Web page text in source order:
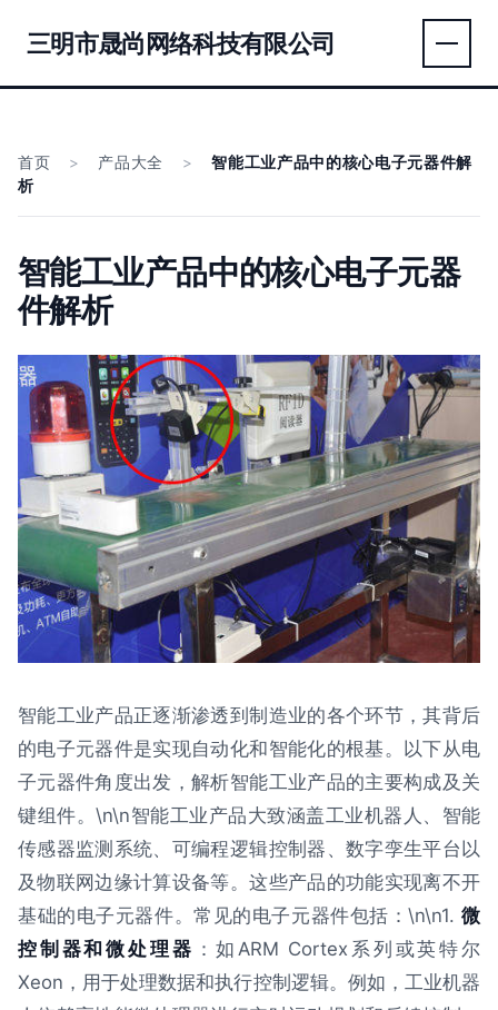
三明市晟尚网络科技有限公司
首页 > 产品大全 >
智能工业产品中的核心电子元器件解
析
智能工业产品中的核心电子元器
件解析
智能工业产品正逐渐渗透到制造业的各个环节，其背后
的电子元器件是实现自动化和智能化的根基。以下从电
子元器件角度出发，解析智能工业产品的主要构成及关
键组件。\n\n智能工业产品大致涵盖工业机器人、智能
传感器监测系统、可编程逻辑控制器、数字孪生平台以
及物联网边缘计算设备等。这些产品的功能实现离不开
基础的电子元器件。常见的电子元器件包括：\n\n1. 微
控制器和微处理器 ：如ARM Cortex系列或英特尔
Xeon，用于处理数据和执行控制逻辑。例如，工业机器